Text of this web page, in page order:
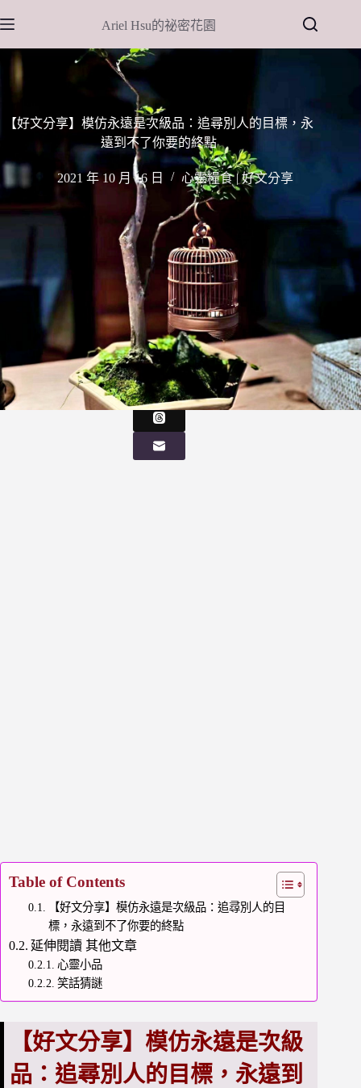
至
主
Ariel Hsu的祕密花園
【好文分享】模仿永遠是次級品：追尋別人的目標，永
遠到不了你要的終點
2021 年 10 月 16 日 心靈糧食 | 好文分享
Table of Contents
【好文分享】模仿永遠是次級品：追尋別人的目
標，永遠到不了你要的終點
延伸閱讀 其他文章
心靈小品
笑話猜謎
【好文分享】模仿永遠是次級
品：追尋別人的目標，永遠到